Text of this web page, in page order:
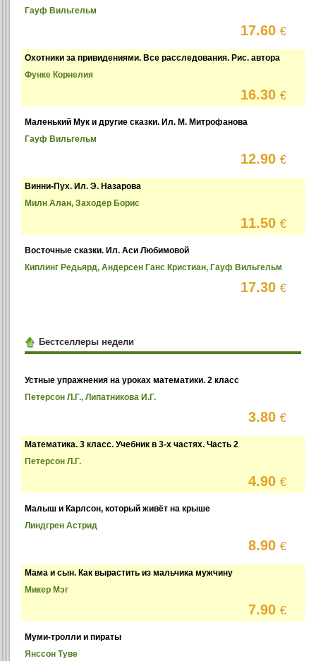
Гауф Вильгельм
17.60€
Охотники за привидениями. Все расследования. Рис. автора
Функе Корнелия
16.30€
Маленький Мук и другие сказки. Ил. М. Митрофанова
Гауф Вильгельм
12.90€
Винни-Пух. Ил. Э. Назарова
Милн Алан, Заходер Борис
11.50€
Восточные сказки. Ил. Аси Любимовой
Киплинг Редьярд, Андерсен Ганс Кристиан, Гауф Вильгельм
17.30€
Бестселлеры недели
Устные упражнения на уроках математики. 2 класс
Петерсон Л.Г., Липатникова И.Г.
3.80€
Математика. 3 класс. Учебник в 3-х частях. Часть 2
Петерсон Л.Г.
4.90€
Малыш и Карлсон, который живёт на крыше
Линдгрен Астрид
8.90€
Мама и сын. Как вырастить из мальчика мужчину
Микер Мэг
7.90€
Муми-тролли и пираты
Янссон Туве